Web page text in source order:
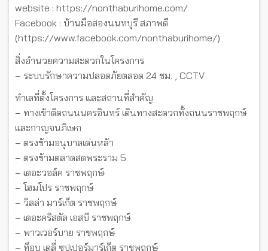
website : https://nonthaburihome.com/
Facebook : บ้านมือสองนนทบุรี สภาพดี
(https://www.facebook.com/nonthaburihome/)
สิ่งอำนวยความสะดวกในโครงการ
– ระบบรักษาความปลอดภัยตลอด 24 ชม. , CCTV
ทำเลที่ตั้งโครงการ และสถานที่สำคัญ
– ทางเข้าติดถนนนครอินทร์ เดินทางสะดวกทั้งถนนราชพฤกษ์
และกาญจนภิเษก
– ตรงข้ามอนุบาลเด่นหล้า
– ตรงข้ามตลาดสดพระราม 5
– เดอะวอล์ค ราชพฤกษ์
– โฮมโปร ราชพฤกษ์
– วิลล่า มาร์เก็ต ราชพฤกษ์
– เดอะคริสตัล เอสบี ราชพฤกษ์
– พาวเวอร์บาย ราชพฤกษ์
– ท็อบ เดลี่ ซุปเปอร์มาร์เก็ต ราชพฤกษ์